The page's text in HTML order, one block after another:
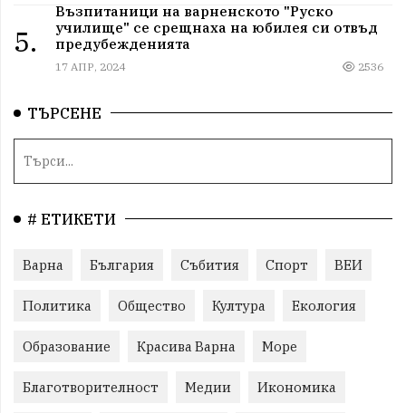
5.
Възпитаници на варненското "Руско
училище" се срещнаха на юбилея си отвъд
предубежденията
17 АПР, 2024 2536
ТЪРСЕНЕ
# ЕТИКЕТИ
Варна България Събития Спорт ВЕИ
Политика Общество Култура Екология
Образование Красива Варна Море
Благотворителност Медии Икономика